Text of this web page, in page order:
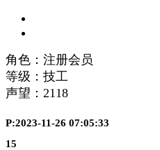
角色：注册会员
等级：技工
声望： 2118
P:2023-11-26 07:05:33
15